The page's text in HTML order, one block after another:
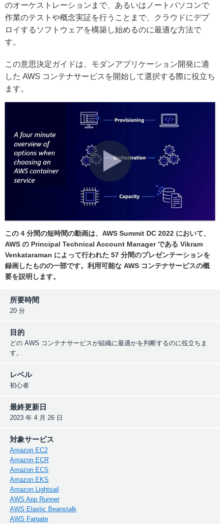
のオーケストレーションまで、あるいはノートパソコンで
作業のテストや概念実証を行うことまで、クラウドにデプ
ロイするソフトウェアを構築し始めるのに最適な方法で
す。
この意思決定ガイドは、モダンアプリケーション開発に適
した AWS コンテナサービスを開始して選択する際に役立ち
ます。
この 4 分間の短時間の動画は、AWS Summit DC 2022 において、
AWS の Principal Technical Account Manager である Vikram
Venkataraman によって行われた 57 分間のプレゼンテーションを
録画したものの一部です。 利用可能な AWS コンテナサービスの概
要を説明します。
所要時間
20 分
目的
どの AWS コンテナサービスが組織に最適かを判断するのに役立ちま
す。
レベル
初心者
最終更新日
2023 年 4 月 26 日
対象サービス
Amazon EC2
Amazon ECR
Amazon ECS
Amazon EKS
Amazon Lightsail
AWS App Runner
AWS Elastic Beanstalk
AWS Fargate